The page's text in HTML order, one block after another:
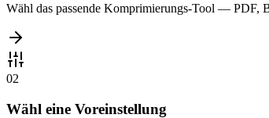
Wähl das passende Komprimierungs-Tool — PDF,
02
Wähl eine Voreinstellung